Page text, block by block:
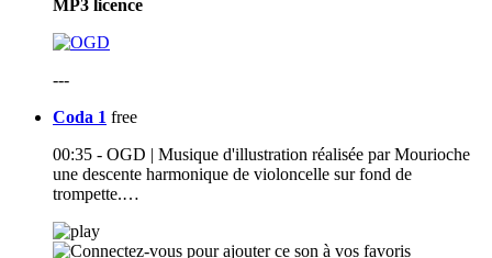
MP3 licence
---
Coda 1 free
00:35 - OGD | Musique d'illustration réalisée par Mourioche
une descente harmonique de violoncelle sur fond de
trompette.…